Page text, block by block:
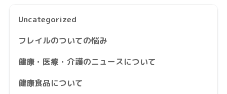
Uncategorized
フレイルのついての悩み
健康・医療・介護のニュースについて
健康食品について